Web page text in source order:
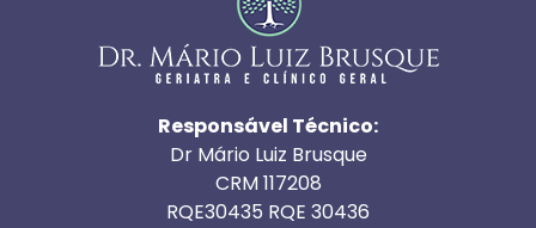
Responsável Técnico:
Dr Mário Luiz Brusque
CRM 117208
RQE30435 RQE 30436